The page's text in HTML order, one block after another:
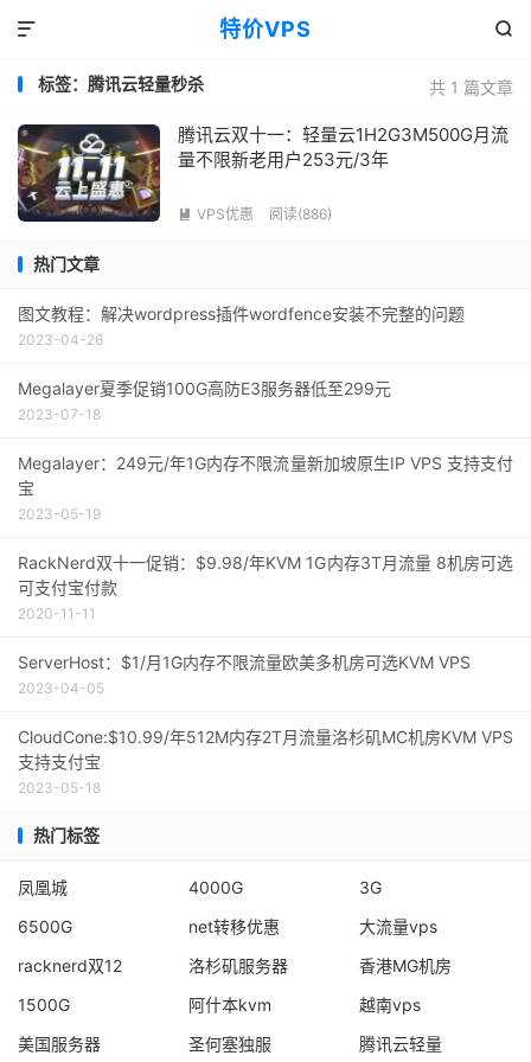
特价VPS 

共 1 篇文章
标签：腾讯云轻量秒杀
腾讯云双十一：轻量云1H2G3M500G月流
量不限新老用户253元/3年
 VPS优惠 阅读(886)
热门文章
图文教程：解决wordpress插件wordfence安装不完整的问题
2023-04-26
Megalayer夏季促销100G高防E3服务器低至299元
2023-07-18
Megalayer：249元/年1G内存不限流量新加坡原生IP VPS 支持支付
宝
2023-05-19
RackNerd双十一促销：$9.98/年KVM 1G内存3T月流量 8机房可选
可支付宝付款
2020-11-11
ServerHost：$1/月1G内存不限流量欧美多机房可选KVM VPS
2023-04-05
CloudCone:$10.99/年512M内存2T月流量洛杉矶MC机房KVM VPS
支持支付宝
2023-05-18
热门标签
凤凰城 4000G
3G
6500G
net转移优惠
大流量vps
racknerd双12
洛杉矶服务器
香港MG机房
1500G
阿什本kvm
越南vps
美国服务器
圣何塞独服 腾讯云轻量